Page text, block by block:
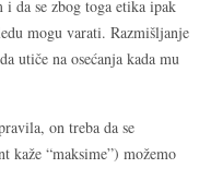
i da se zbog toga etika ipak
mogu varati. Razmišljanje
utiče na osećanja kada mu
on treba da se
“maksime”) možemo